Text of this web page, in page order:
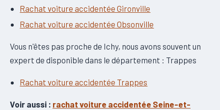
Rachat voiture accidentée Gironville
Rachat voiture accidentée Obsonville
Vous n'êtes pas proche de Ichy, nous avons souvent un
expert de disponible dans le département : Trappes
Rachat voiture accidentée Trappes
Voir aussi : rachat voiture accidentée Seine-et-